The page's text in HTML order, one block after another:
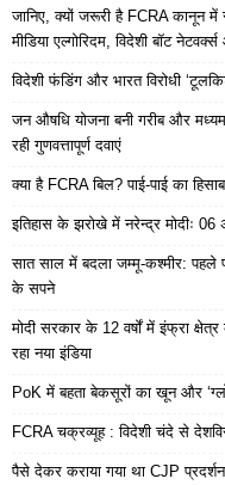
जानिए, क्यों जरूरी है FCRA कानून
मीडिया एल्गोरिदम, विदेशी बॉट
विदेशी फंडिंग और भारत विरोधी
जन औषधि योजना बनी गरीब और
रही गुणवत्तापूर्ण दवाएं
क्या है FCRA बिल? पाई-पाई का
इतिहास के झरोखे में नरेन्द्र मोदीः 06
सात साल में बदला जम्मू-कश्मीर: पहले
के सपने
मोदी सरकार के 12 वर्षों में इंफ्रा
रहा नया इंडिया
PoK में बहता बेकसूरों का खून और
FCRA चक्रव्यूह : विदेशी चंदे से
पैसे देकर कराया गया था CJP